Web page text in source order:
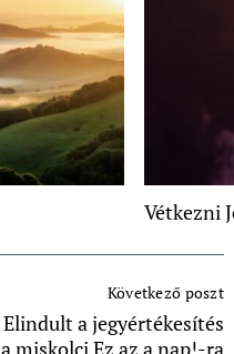
Vétkezni
Következő poszt
Elindult a jegyértékesítés
a miskolci Ez az a nap!-ra